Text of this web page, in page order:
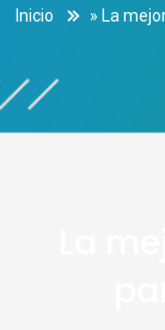
Inicio » La